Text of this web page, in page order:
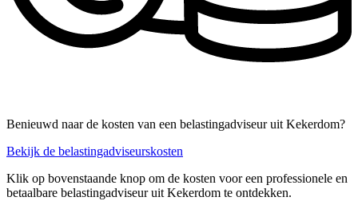
Benieuwd naar de kosten van een belastingadviseur uit Kekerdom?
Bekijk de belastingadviseurskosten
Klik op bovenstaande knop om de kosten voor een professionele en
betaalbare belastingadviseur uit Kekerdom te ontdekken.